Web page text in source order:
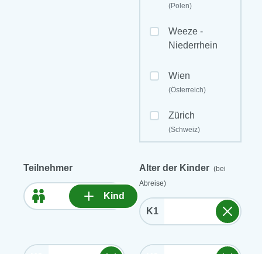
(Polen)
Weeze -
Niederrhein
Wien
(Österreich)
Zürich
(Schweiz)
Teilnehmer
Kind
Alter der Kinder (bei
Abreise)
K1